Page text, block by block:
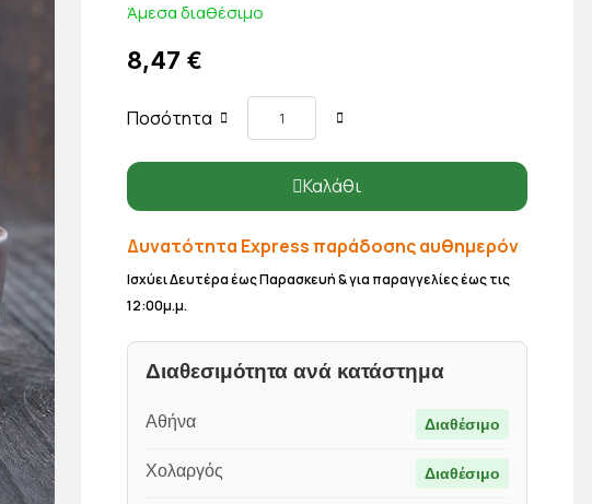
Άμεσα διαθέσιμο
8,47 €
Ποσότητα
Καλάθι
Δυνατότητα Express παράδοσης αυθημερόν
Ισχύει Δευτέρα έως Παρασκευή & για παραγγελίες έως τις
12:00μ.μ.
Διαθεσιμότητα ανά κατάστημα
Αθήνα Διαθέσιμο
Χολαργός Διαθέσιμο